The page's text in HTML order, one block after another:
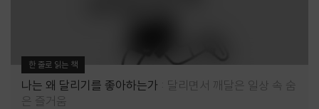
한 줄로 읽는 책
나는 왜 달리기를 좋아하는가
달리면서 깨달은 일상 속 숨
은 즐거움